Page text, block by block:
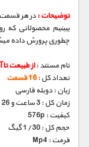
توضیحات :در هر قسمت
ببینیم محصولاتی که
چطوری پرورش داده
نام مستند :از طبیعت تا
تعداد کل :16 قسمت
زبان : دوبله فارسی
زمان کل : 3 ساعت و 26 دقیقه
کیفیت : 576p
حجم کل : 1/30 گیگ
فرمت : Mp4